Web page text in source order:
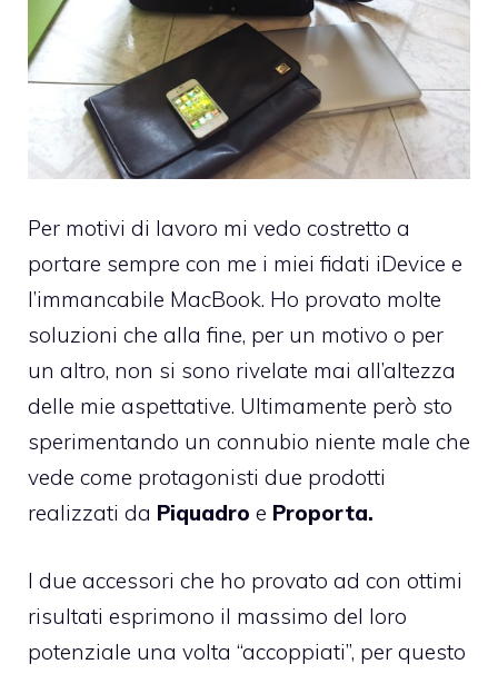
Per motivi di lavoro mi vedo costretto a
portare sempre con me i miei fidati iDevice e
l’immancabile MacBook. Ho provato molte
soluzioni che alla fine, per un motivo o per
un altro, non si sono rivelate mai all’altezza
delle mie aspettative. Ultimamente però sto
sperimentando un connubio niente male che
vede come protagonisti due prodotti
realizzati da Piquadro e Proporta.
I due accessori che ho provato ad con ottimi
risultati esprimono il massimo del loro
potenziale una volta “accoppiati”, per questo